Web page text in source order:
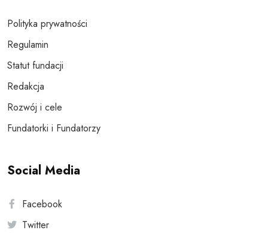
Polityka prywatności
Regulamin
Statut fundacji
Redakcja
Rozwój i cele
Fundatorki i Fundatorzy
Social Media
Facebook
Twitter